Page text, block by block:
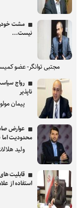
مشت
نیست...
مجتبی توانگر- عضو
رواج
ناپذیر
پیمان
عوارض
محدودیت
ولید
قابلیت
استفاده از